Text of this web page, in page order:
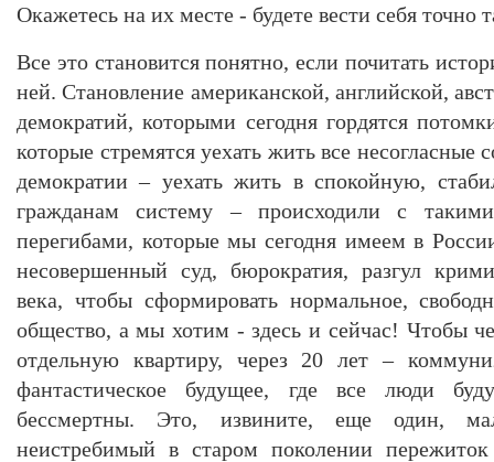
Окажетесь на их месте - будете вести себя точно
Все это становится понятно, если почитать
ней. Становление американской, английской,
демократий, которыми сегодня гордятся
которые стремятся уехать жить все несогласные
демократии – уехать жить в спокойную,
гражданам систему – происходили с
перегибами, которые мы сегодня имеем в
несовершенный суд, бюрократия, разгул
века, чтобы сформировать нормальное,
общество, а мы хотим - здесь и сейчас! Чтобы
отдельную квартиру, через 20 лет –
фантастическое будущее, где все люди
бессмертны. Это, извините, еще один,
неистребимый в старом поколении